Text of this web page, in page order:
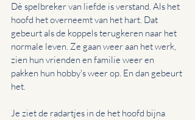
Dè spelbreker van liefde is verstand. Als het
hoofd het overneemt van het hart. Dat
gebeurt als de koppels terugkeren naar het
normale leven. Ze gaan weer aan het werk,
zien hun vrienden en familie weer en
pakken hun hobby's weer op. En dan gebeurt
het.
Je ziet de radartjes in de het hoofd bijna